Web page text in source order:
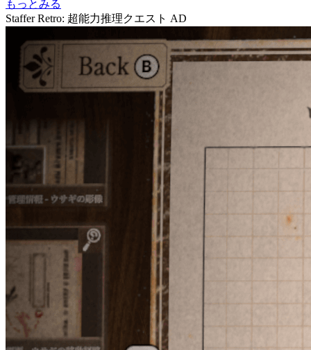
もっとみる
Staffer Retro: 超能力推理クエスト AD